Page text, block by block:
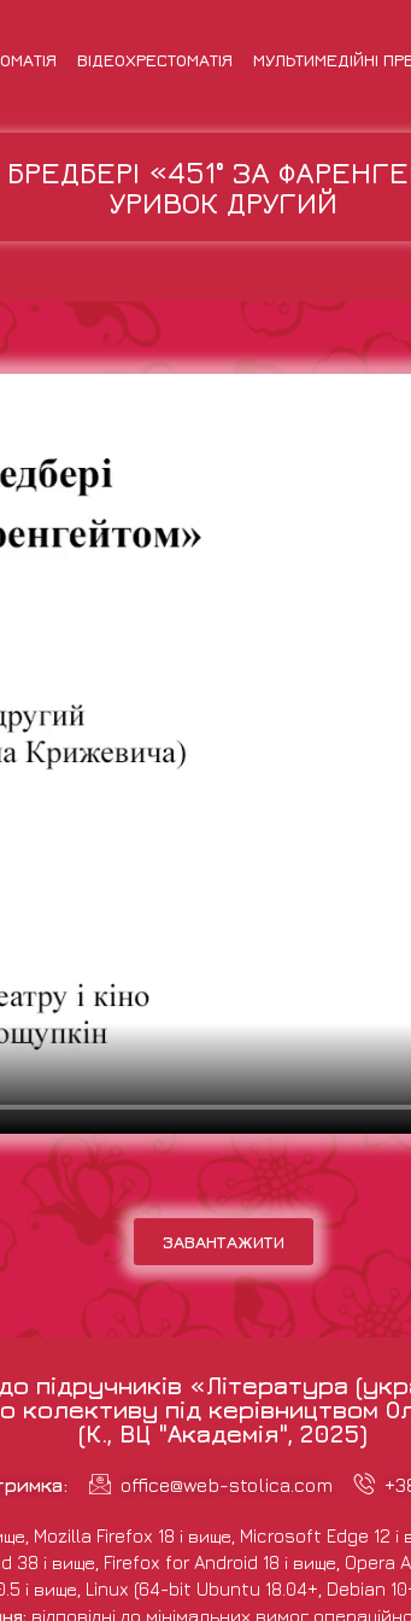
ВІДЕОХРЕСТОМАТІЯ МУЛЬТИМЕДІЙНІ
«451° ЗА
УРИВОК ДРУГИЙ
ЗАВАНТАЖИТИ
підручників «Література
колективу під керівництвом
(К., ВЦ "Академія", 2025)
office@web-stolica.com
Mozilla Firefox 18 і вище, Microsoft Edge 12 і
38 і вище, Firefox for Android 18 і вище, Opera
і вище, Linux (64-bit Ubuntu 18.04+, Debian
відповідні до мінімальних вимог